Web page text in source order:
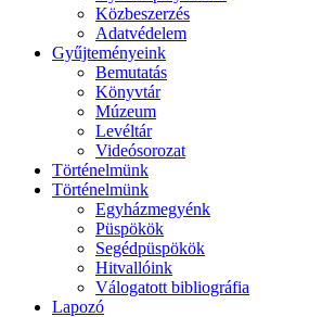
Közbeszerzés
Adatvédelem
Gyűjteményeink
Bemutatás
Könyvtár
Múzeum
Levéltár
Videósorozat
Történelmünk
Történelmünk
Egyházmegyénk
Püspökök
Segédpüspökök
Hitvallóink
Válogatott bibliográfia
Lapozó